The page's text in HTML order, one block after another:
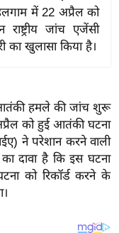
में 22 अप्रैल को
जांच एजेंसी
का खुलासा किया है।
आतंकी हमले की जांच शुरू
को हुई आतंकी घटना
ने परेशान करने वाली
दावा है कि इस घटना
को रिकॉर्ड करने के